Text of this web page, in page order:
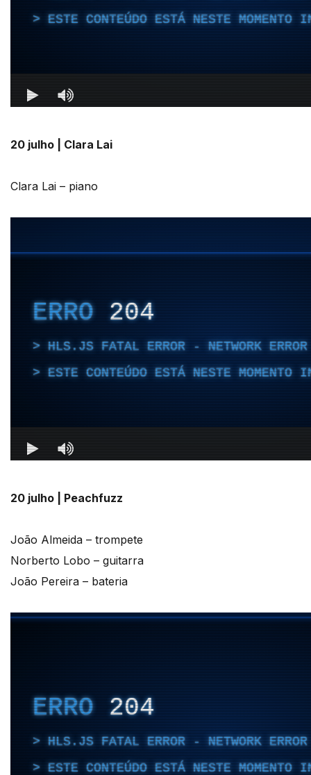
20 julho | Clara Lai
Clara Lai – piano
20 julho | Peachfuzz
João Almeida – trompete
Norberto Lobo – guitarra
João Pereira – bateria